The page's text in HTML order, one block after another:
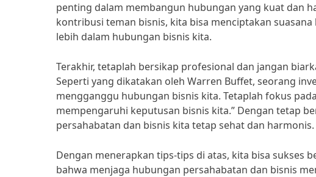
penting dalam membangun hubungan yang kuat dan
kontribusi teman bisnis, kita bisa menciptakan
lebih dalam hubungan bisnis kita.
Terakhir, tetaplah bersikap profesional dan jangan
Seperti yang dikatakan oleh Warren Buffet, seorang
mengganggu hubungan bisnis kita. Tetaplah fokus
mempengaruhi keputusan bisnis kita.” Dengan tetap
persahabatan dan bisnis kita tetap sehat dan harmonis.
Dengan menerapkan tips-tips di atas, kita bisa sukses
bahwa menjaga hubungan persahabatan dan bisnis